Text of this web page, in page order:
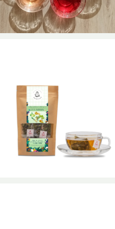
ブレンドハーブティー ママ-MAMA
普通サイズ
¥1,240